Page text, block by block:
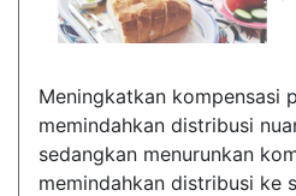
Meningkatkan kompensasi
memindahkan distribusi
sedangkan menurunkan
memindahkan distribusi ke